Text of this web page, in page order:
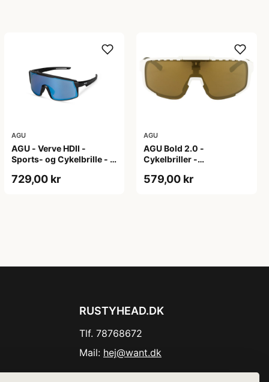
AGU
AGU - Verve HDII -
Sports- og Cykelbrille - 3
729,00 kr
AGU
AGU Bold 2.0 -
Cykelbriller -
579,00 kr
RUSTYHEAD.DK
Tlf. 78768672
Mail: hej@want.dk